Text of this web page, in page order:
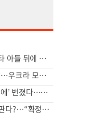
'축구의 신' 메시 부친 별세…스타 아들 뒤에 선 조용한 조력자
불가리아 영공 침범한 드론 폭발…우크라 모델 추정
전동스쿠터서 시작된 불 ‘순식간에’ 번졌다…차량·마을회관 덮쳐
SK하이닉스, 中 충칭공장 지분 판다?…“확정된 바는 없다”